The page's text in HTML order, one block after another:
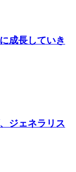
成長していき
ジェネラリス